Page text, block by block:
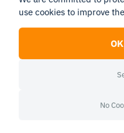
les sondages en ligne : que
use cookies to improve
No